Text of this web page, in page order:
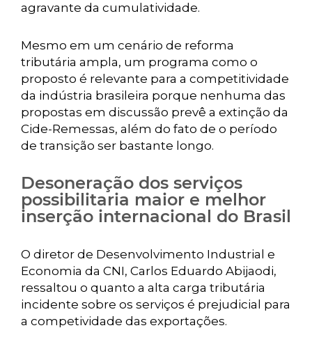
agravante da cumulatividade.
Mesmo em um cenário de reforma
tributária ampla, um programa como o
proposto é relevante para a competitividade
da indústria brasileira porque nenhuma das
propostas em discussão prevê a extinção da
Cide-Remessas, além do fato de o período
de transição ser bastante longo.
Desoneração dos serviços
possibilitaria maior e melhor
inserção internacional do Brasil
O diretor de Desenvolvimento Industrial e
Economia da CNI, Carlos Eduardo Abijaodi,
ressaltou o quanto a alta carga tributária
incidente sobre os serviços é prejudicial para
a competividade das exportações.